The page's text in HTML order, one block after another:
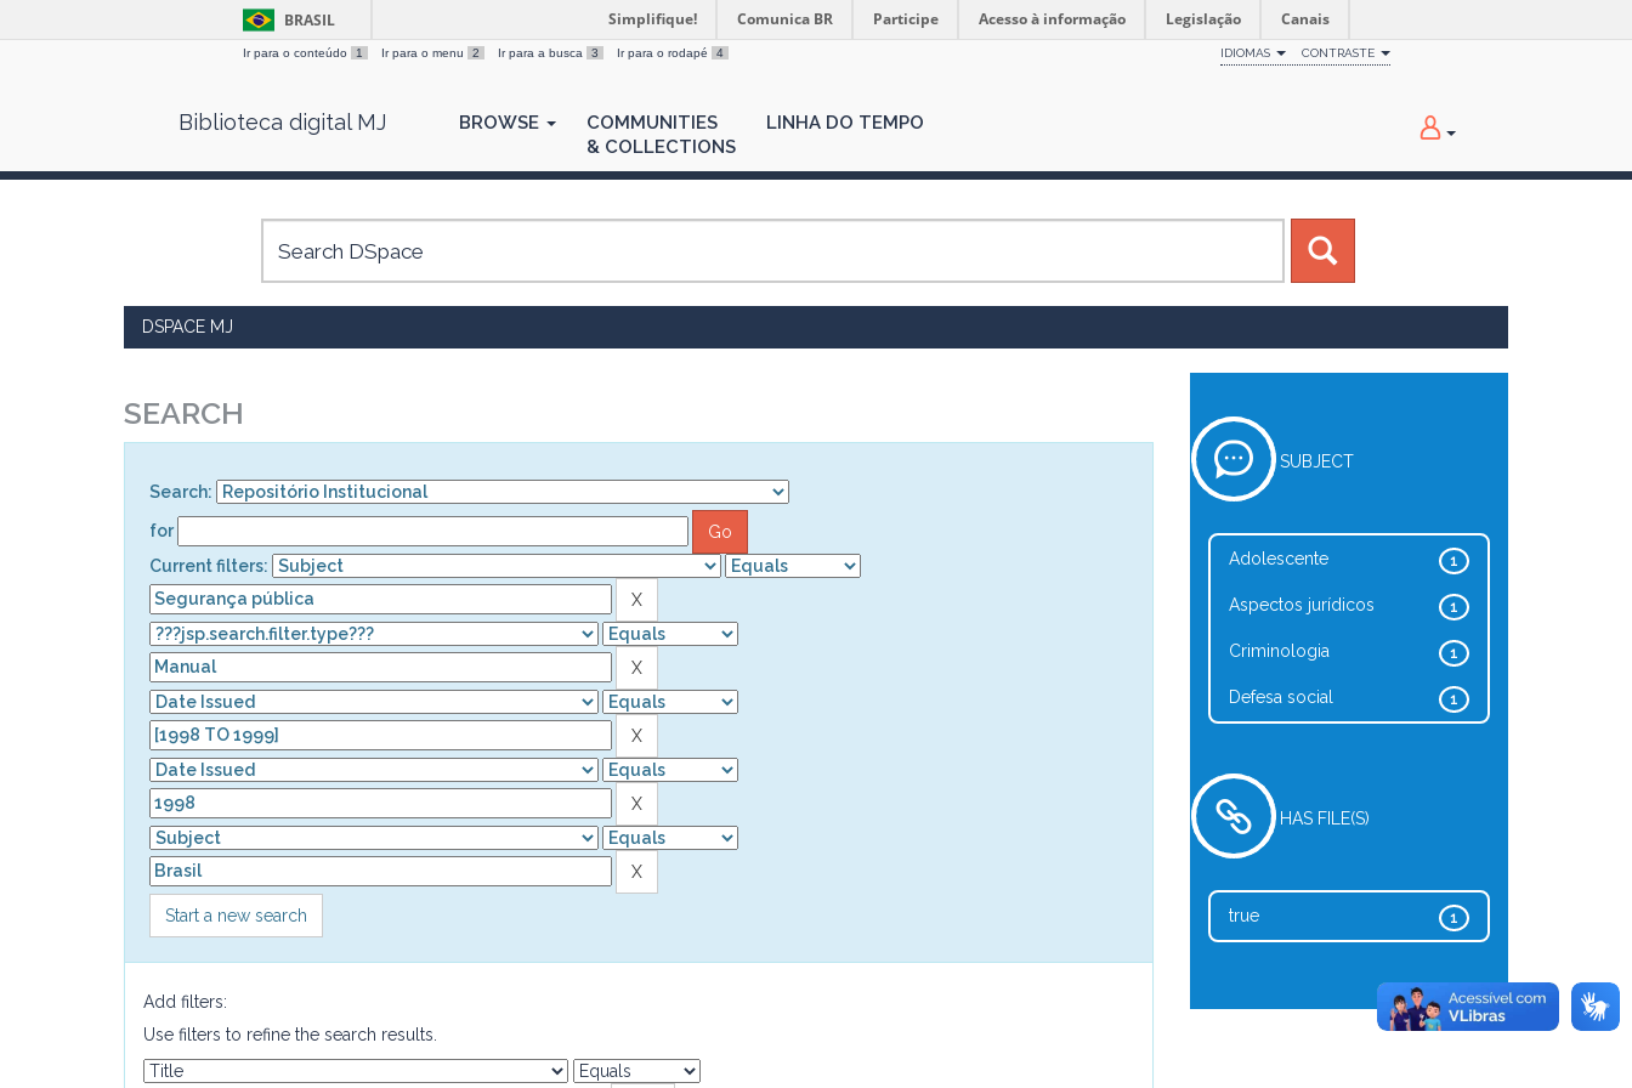
BRASIL Simplifique! Comunica BR Participe Acesso à informação Legislação Canais
Ir para o conteúdo 1 Ir para o menu 2 Ir para a busca 3 Ir para o rodapé 4 IDIOMAS CONTRASTE
Biblioteca digital MJ BROWSE
COMMUNITIES
& COLLECTIONS
LINHA DO TEMPO
DSPACE MJ
SEARCH
Search:
for
Current filters:
Start a new search
Add filters:
Use filters to refine the search results.
SUBJECT
1
Adolescente
1
Aspectos jurídicos
1
Criminologia
1
Defesa social
HAS FILE(S)
1
true